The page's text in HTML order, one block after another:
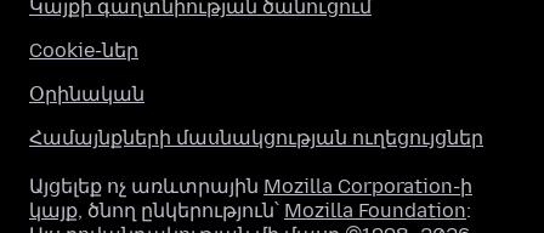
Կայքի գաղտնիության ծանուցում
Cookie-ներ
Օրինական
Համայնքների մասնակցության ուղեցույցներ
Այցելեք ոչ առևտրային Mozilla Corporation-ի
կայք, ծնող ընկերություն՝ Mozilla Foundation: